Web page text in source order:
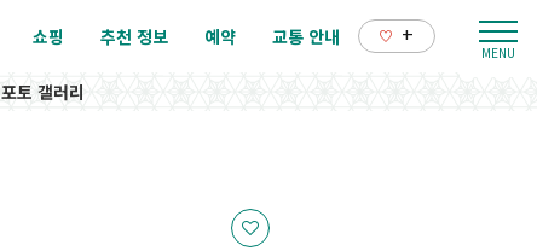
쇼핑 추천 정보 예약 교통 안내 +
포토 갤러리